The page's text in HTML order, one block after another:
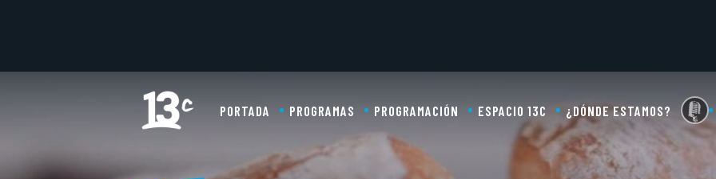
PORTADA PROGRAMAS PROGRAMACIÓN ESPACIO 13C ¿DÓNDE ESTAMOS?